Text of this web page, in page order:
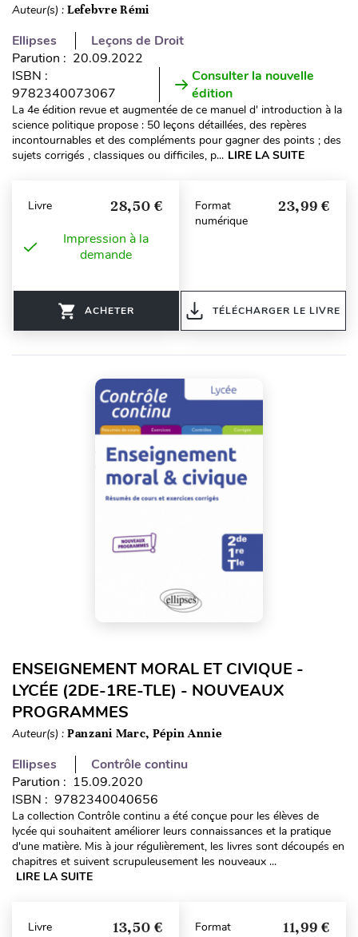
Auteur(s) : Lefebvre Rémi
Ellipses
Leçons de Droit
Parution : 20.09.2022
ISBN :
9782340073067
Consulter la nouvelle
édition
La 4e édition revue et augmentée de ce manuel d' introduction à la
science politique propose : 50 leçons détaillées, des repères
incontournables et des compléments pour gagner des points ; des
sujets corrigés , classiques ou difficiles, p... LIRE LA SUITE
Livre 28,50 €
Impression à la
demande
ACHETER
Format
numérique
23,99 €
TÉLÉCHARGER LE LIVRE
ENSEIGNEMENT MORAL ET CIVIQUE -
LYCÉE (2DE-1RE-TLE) - NOUVEAUX
PROGRAMMES
Auteur(s) : Panzani Marc, Pépin Annie
Ellipses
Contrôle continu
Parution : 15.09.2020
ISBN : 9782340040656
La collection Contrôle continu a été conçue pour les élèves de
lycée qui souhaitent améliorer leurs connaissances et la pratique
d'une matière. Mis à jour régulièrement, les livres sont découpés en
chapitres et suivent scrupuleusement les nouveaux ...
LIRE LA SUITE
Livre 13,50 €
Format
11,99 €